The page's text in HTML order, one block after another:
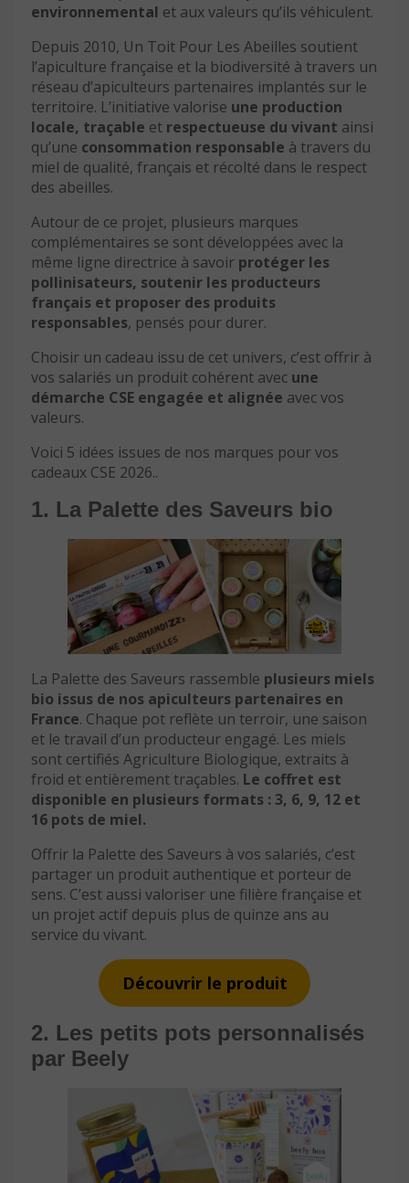
environnemental et aux valeurs qu’ils véhiculent.
Depuis 2010, Un Toit Pour Les Abeilles soutient
l’apiculture française et la biodiversité à travers un
réseau d’apiculteurs partenaires implantés sur le
territoire. L’initiative valorise une production
locale, traçable et respectueuse du vivant ainsi
qu’une consommation responsable à travers du
miel de qualité, français et récolté dans le respect
des abeilles.
Autour de ce projet, plusieurs marques
complémentaires se sont développées avec la
même ligne directrice à savoir protéger les
pollinisateurs, soutenir les producteurs
français et proposer des produits
responsables, pensés pour durer.
Choisir un cadeau issu de cet univers, c’est offrir à
vos salariés un produit cohérent avec une
démarche CSE engagée et alignée avec vos
valeurs.
Voici 5 idées issues de nos marques pour vos
cadeaux CSE 2026..
1. La Palette des Saveurs bio
La Palette des Saveurs rassemble plusieurs miels
bio issus de nos apiculteurs partenaires en
France. Chaque pot reflète un terroir, une saison
et le travail d’un producteur engagé. Les miels
sont certifiés Agriculture Biologique, extraits à
froid et entièrement traçables. Le coffret est
disponible en plusieurs formats : 3, 6, 9, 12 et
16 pots de miel.
Offrir la Palette des Saveurs à vos salariés, c’est
partager un produit authentique et porteur de
sens. C’est aussi valoriser une filière française et
un projet actif depuis plus de quinze ans au
service du vivant.
Découvrir le produit
2. Les petits pots personnalisés
par Beely